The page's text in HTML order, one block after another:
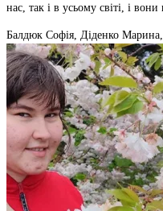
нас, так і в усьому світі, і
Балдюк Софія, Діденко